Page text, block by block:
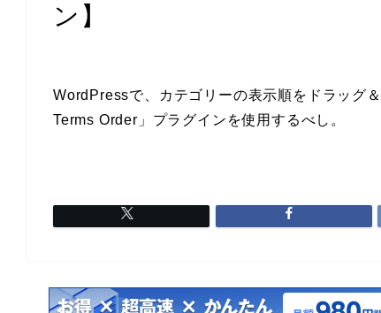
ン】
WordPressで、カテゴリーの表示順をドラッグ
Terms Order」プラグインを使用するべし。